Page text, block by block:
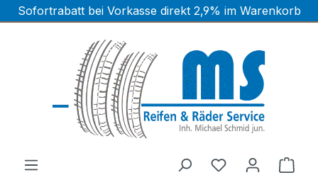
Zum Hauptinhalt springen
Sofortrabatt bei Vorkasse direkt 2,9% im Warenkorb